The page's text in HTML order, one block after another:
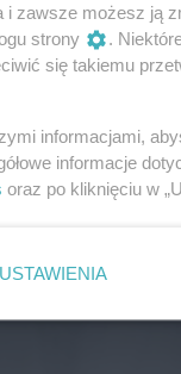
MFF Nowe
także
po raz
Twins” –
Wright i
okrzyknęli ją
i zawsze możesz ją
strony
.
się takiemu
informacjami,
informacje
oraz po kliknięciu w
USTAWIENIA